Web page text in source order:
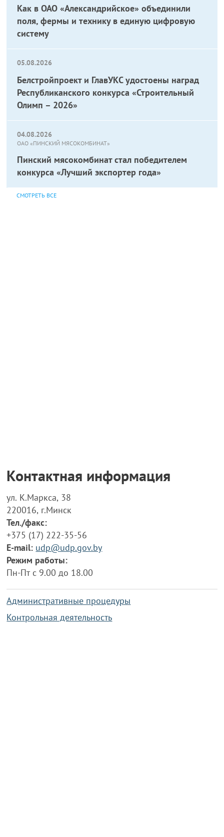
Как в ОАО «Александрийское» объединили
поля, фермы и технику в единую цифровую
систему
05.08.2026
Белстройпроект и ГлавУКС удостоены наград
Республиканского конкурса «Строительный
Олимп – 2026»
04.08.2026
ОАО «ПИНСКИЙ МЯСОКОМБИНАТ»
Пинский мясокомбинат стал победителем
конкурса «Лучший экспортер года»
СМОТРЕТЬ ВСЕ
Контактная информация
ул. К.Маркса, 38
220016, г.Минск
Тел./факс:
+375 (17) 222-35-56
E-mail: udp@udp.gov.by
Режим работы:
Пн-Пт с 9.00 до 18.00
Административные процедуры
Контрольная деятельность